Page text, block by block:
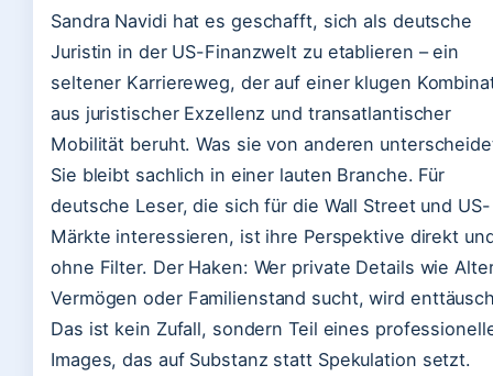
Sandra Navidi hat es geschafft, sich als deutsche
Juristin in der US-Finanzwelt zu etablieren – ein
seltener Karriereweg, der auf einer klugen
aus juristischer Exzellenz und transatlantischer
Mobilität beruht. Was sie von anderen
Sie bleibt sachlich in einer lauten Branche. Für
deutsche Leser, die sich für die Wall Street und US-
Märkte interessieren, ist ihre Perspektive direkt
ohne Filter. Der Haken: Wer private Details wie
Vermögen oder Familienstand sucht, wird
Das ist kein Zufall, sondern Teil eines
Images, das auf Substanz statt Spekulation setzt.